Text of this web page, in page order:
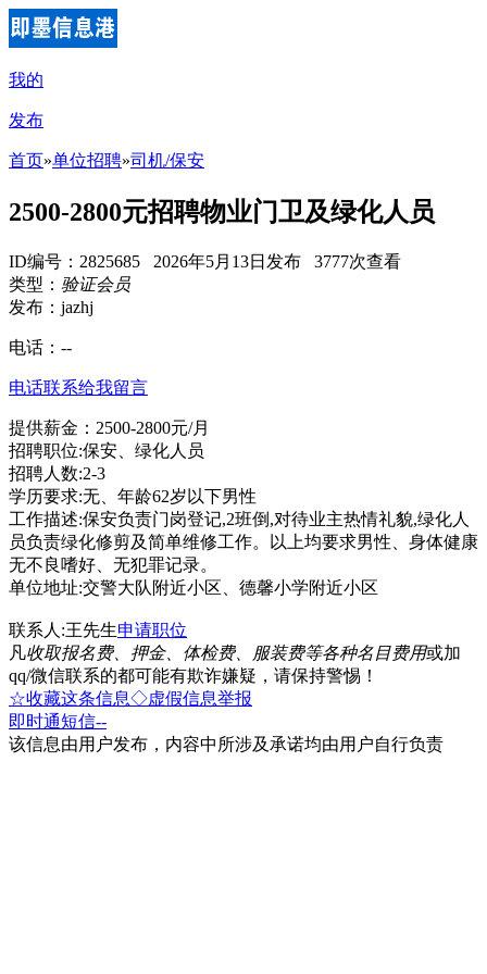
我的
发布
首页»单位招聘»司机/保安
2500-2800元招聘物业门卫及绿化人员
ID编号：2825685 2026年5月13日发布 3777次查看
类型： 验证会员
发布：jazhj
电话： --
电话联系给我留言
提供薪金：2500-2800元/月
招聘职位:保安、绿化人员
招聘人数:2-3
学历要求:无、年龄62岁以下男性
工作描述:保安负责门岗登记,2班倒,对待业主热情礼貌,绿化人
员负责绿化修剪及简单维修工作。以上均要求男性、身体健康
无不良嗜好、无犯罪记录。
单位地址:交警大队附近小区、德馨小学附近小区
联系人:王先生申请职位
凡收取报名费、押金、体检费、服装费等各种名目费用或加
qq/微信联系的都可能有欺诈嫌疑，请保持警惕！
☆收藏这条信息◇虚假信息举报
即时通短信--
该信息由用户发布，内容中所涉及承诺均由用户自行负责